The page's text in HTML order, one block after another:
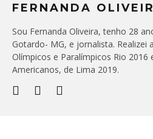
FERNANDA
Sou Fernanda Oliveira, tenho 28
Gotardo- MG, e jornalista. Realizei
Olímpicos e Paralímpicos Rio 2016
Americanos, de Lima 2019.